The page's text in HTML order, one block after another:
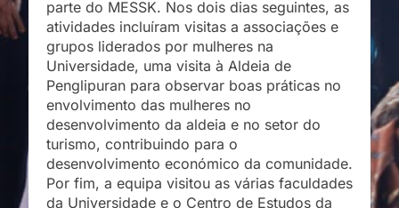
parte do MESSK. Nos dois dias seguintes, as
atividades incluíram visitas a associações e
grupos liderados por mulheres na
Universidade, uma visita à Aldeia de
Penglipuran para observar boas práticas no
envolvimento das mulheres no
desenvolvimento da aldeia e no setor do
turismo, contribuindo para o
desenvolvimento económico da comunidade.
Por fim, a equipa visitou as várias faculdades
da Universidade e o Centro de Estudos da